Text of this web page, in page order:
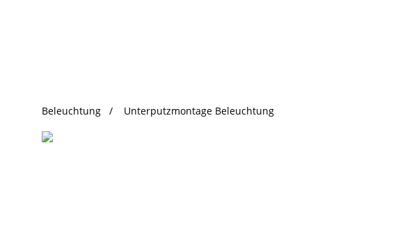
Beleuchtung Unterputzmontage Beleuchtung